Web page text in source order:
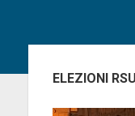
laterale
ELEZIONI